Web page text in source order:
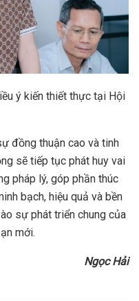
ý kiến thiết thực tại Hội
đồng thuận cao và tinh
sẽ tiếp tục phát huy vai
pháp lý, góp phần thúc
bạch, hiệu quả và bền
sự phát triển chung của
mới.
Ngọc Hải